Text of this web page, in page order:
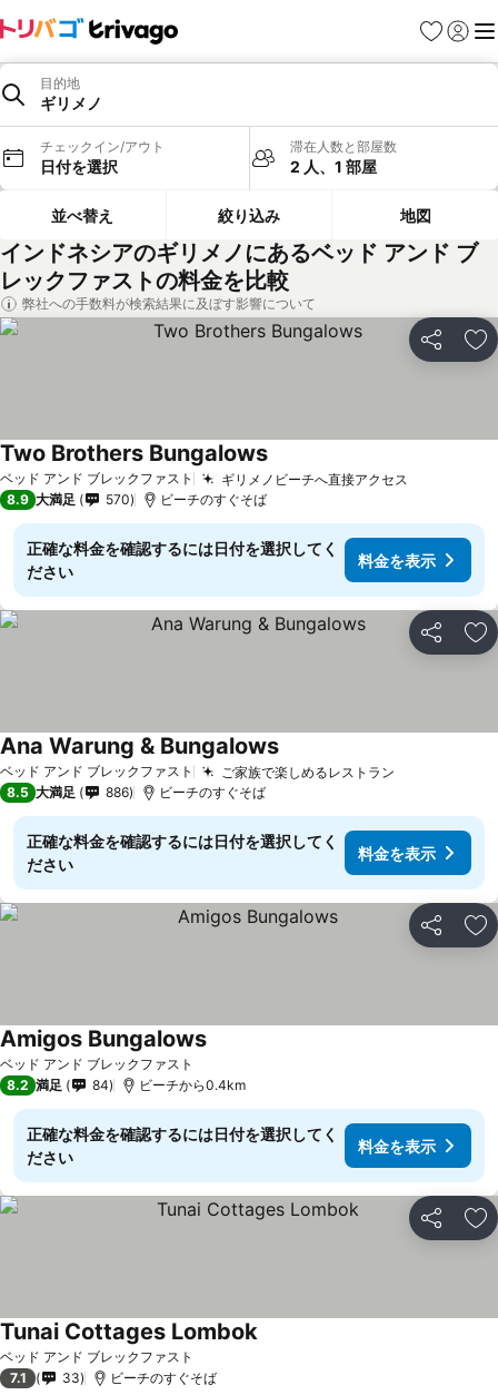
お気に入り
ログイ
メ
目的地
ギリメノ
チェックイン/アウト
日付を選択
滞在人数と部屋数
2 人、1 部屋
並べ替え 絞り込み 地図
インドネシアのギリメノにあるベッド アンド ブ
レックファストの料金を比較
弊社への手数料が検索結果に及ぼす影響について
シェア お
ベッド アンド ブレックファスト ギリメノビーチへ直接アクセス
Two Brothers Bungalows料金を表示
8.9 大満足 570 ビーチのすぐそば
正確な料金を確認するには日付を選択してく
ださい
料金を表示
シェア お
ベッド アンド ブレックファスト ご家族で楽しめるレストラン
Ana Warung & Bungalows料金を表示
8.5 大満足 886 ビーチのすぐそば
正確な料金を確認するには日付を選択してく
ださい
料金を表示
シェア お
ベッド アンド ブレックファスト
Amigos Bungalows料金を表示
8.2 満足 84 ビーチから0.4km
正確な料金を確認するには日付を選択してく
ださい
料金を表示
シェア お
ベッド アンド ブレックファスト
Tunai Cottages Lombok料金を表示
7.1 33 ビーチのすぐそば